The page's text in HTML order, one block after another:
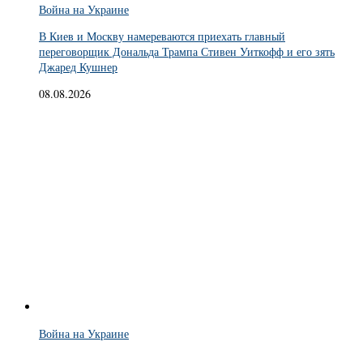
Война на Украине
В Киев и Москву намереваются приехать главный
переговорщик Дональда Трампа Стивен Уиткофф и его зять
Джаред Кушнер
08.08.2026
Война на Украине